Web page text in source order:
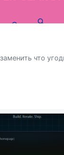
что